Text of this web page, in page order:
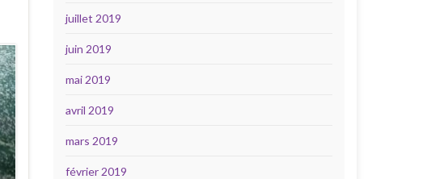
juillet 2019
juin 2019
mai 2019
avril 2019
mars 2019
février 2019